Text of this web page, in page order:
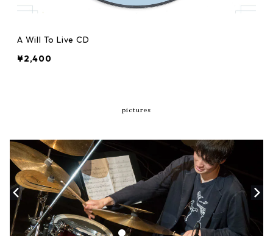
A Will To Live CD
¥2,400
pictures